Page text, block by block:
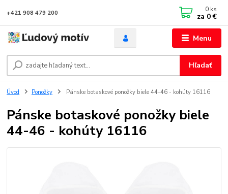
Menu
Hľadať
+421 908 479 200 0 ks
za 0 €
Úvod Ponožky Pánske botaskové ponožky biele 44-46 - kohúty 16116
Pánske botaskové ponožky biele
44-46 - kohúty 16116